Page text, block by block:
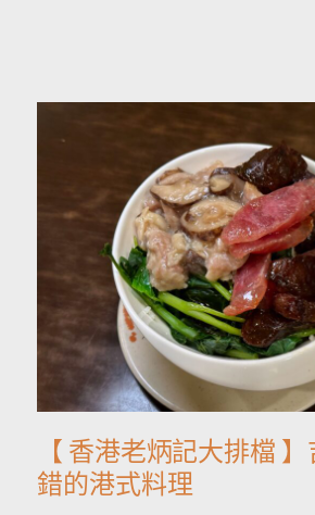
【 香港老炳記大排檔
錯的港式料理